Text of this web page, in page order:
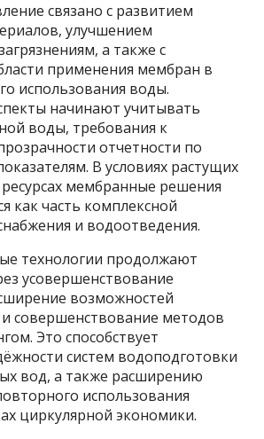
связано с развитием
улучшением
а также с
применения мембран в
использования воды.
начинают учитывать
воды, требования к
отчетности по
В условиях растущих
мембранные решения
как часть комплексной
и водоотведения.
технологии продолжают
усовершенствование
возможностей
совершенствование методов
Это способствует
систем водоподготовки
вод, а также расширению
использования
циркулярной экономики.